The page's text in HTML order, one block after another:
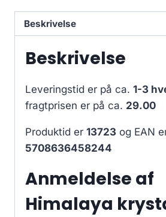
Beskrivelse
Beskrivelse
Leveringstid er på ca. 1-3
fragtprisen er på ca. 29.00
Produktid er 13723 og EAN
5708636458244
Anmeldelse af
Himalaya